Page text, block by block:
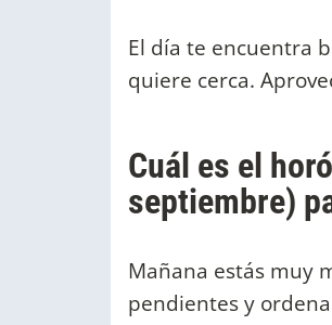
El día te encuentra
quiere cerca.
Cuál es el
septiembre)
Mañana estás muy
pendientes y